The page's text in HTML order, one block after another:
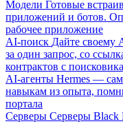
Модели Готовые
приложений и ботов.
рабочее приложение
AI-поиск Дайте своему
за один запрос, со
контрактов с
AI-агенты Hermes —
навыкам из опыта,
портала
Серверы Серверы Black